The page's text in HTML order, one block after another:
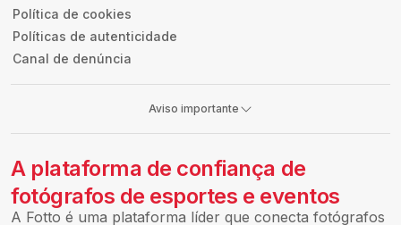
Política de cookies
Políticas de autenticidade
Canal de denúncia
Aviso importante
A plataforma de confiança de
fotógrafos de esportes e eventos
A Fotto é uma plataforma líder que conecta fotógrafos